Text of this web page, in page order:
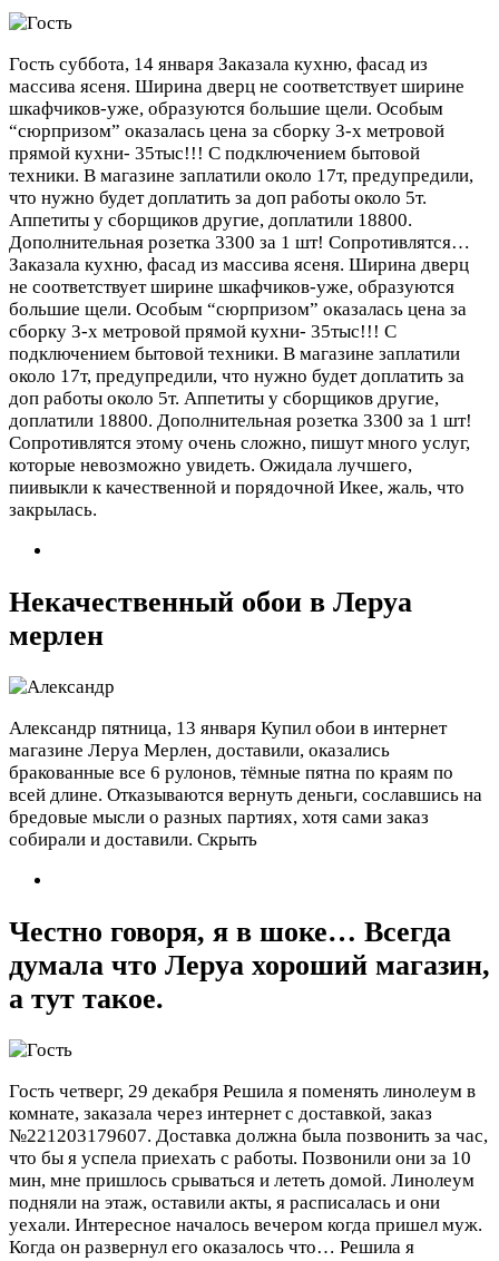
Гость суббота, 14 января Заказала кухню, фасад из
массива ясеня. Ширина дверц не соответствует ширине
шкафчиков-уже, образуются большие щели. Особым
“сюрпризом” оказалась цена за сборку 3-х метровой
прямой кухни- 35тыс!!! С подключением бытовой
техники. В магазине заплатили около 17т, предупредили,
что нужно будет доплатить за доп работы около 5т.
Аппетиты у сборщиков другие, доплатили 18800.
Дополнительная розетка 3300 за 1 шт! Сопротивлятся…
Заказала кухню, фасад из массива ясеня. Ширина дверц
не соответствует ширине шкафчиков-уже, образуются
большие щели. Особым “сюрпризом” оказалась цена за
сборку 3-х метровой прямой кухни- 35тыс!!! С
подключением бытовой техники. В магазине заплатили
около 17т, предупредили, что нужно будет доплатить за
доп работы около 5т. Аппетиты у сборщиков другие,
доплатили 18800. Дополнительная розетка 3300 за 1 шт!
Сопротивлятся этому очень сложно, пишут много услуг,
которые невозможно увидеть. Ожидала лучшего,
пиивыкли к качественной и порядочной Икее, жаль, что
закрылась.
Некачественный обои в Леруа
мерлен
Александр пятница, 13 января Купил обои в интернет
магазине Леруа Мерлен, доставили, оказались
бракованные все 6 рулонов, тёмные пятна по краям по
всей длине. Отказываются вернуть деньги, сославшись на
бредовые мысли о разных партиях, хотя сами заказ
собирали и доставили. Скрыть
Честно говоря, я в шоке… Всегда
думала что Леруа хороший магазин,
а тут такое.
Гость четверг, 29 декабря Решила я поменять линолеум в
комнате, заказала через интернет с доставкой, заказ
№221203179607. Доставка должна была позвонить за час,
что бы я успела приехать с работы. Позвонили они за 10
мин, мне пришлось срываться и лететь домой. Линолеум
подняли на этаж, оставили акты, я расписалась и они
уехали. Интересное началось вечером когда пришел муж.
Когда он развернул его оказалось что… Решила я